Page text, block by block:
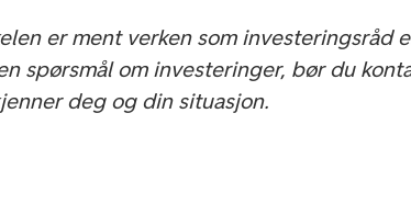
er ment verken som investeringsråd
spørsmål om investeringer, bør du
deg og din situasjon.